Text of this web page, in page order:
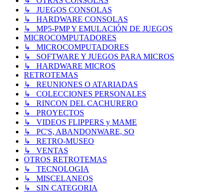
↳ JUEGOS CONSOLAS
↳ HARDWARE CONSOLAS
↳ MP5-PMP Y EMULACIÓN DE JUEGOS
MICROCOMPUTADORES
↳ MICROCOMPUTADORES
↳ SOFTWARE Y JUEGOS PARA MICROS
↳ HARDWARE MICROS
RETROTEMAS
↳ REUNIONES O ATARIADAS
↳ COLECCIONES PERSONALES
↳ RINCON DEL CACHURERO
↳ PROYECTOS
↳ VIDEOS FLIPPERS y MAME
↳ PC'S, ABANDONWARE, SO
↳ RETRO-MUSEO
↳ VENTAS
OTROS RETROTEMAS
↳ TECNOLOGIA
↳ MISCELANEOS
↳ SIN CATEGORIA